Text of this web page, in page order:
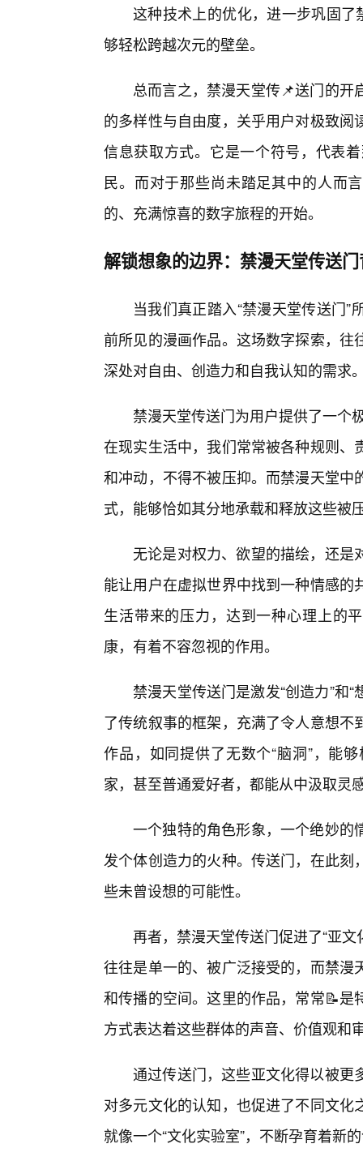
这种技术上的优化，进一步巩固了
够轻松跨越次元的壁垒。
总而言之，禁漫天堂传📌送门的
的多样性与自由度，关乎用户对极致
信息获取方式。它是一个符号，代表
民。而对于那些尚未踏足其中的人而
的、充满惊喜的数字旅程的开始。
解锁想象的边界：禁漫天堂传送
当我们真正踏入“禁漫天堂传送门
前所见的漫画作品。这场数字探索，
深处对自由、创造力和自我认知的需求
禁漫天堂传送门为用户提供了一个
在现实生活中，我们常常被各种规则
和冲动，不得不被压抑。而禁漫天堂
式，能够恰如其分地承载和释放这些被
无论是对权力、欲望的描绘，还
能让用户在虚拟世界中找到一种情感
生活带来的压力，达到一种心理上的
康，有着不容忽视的作用。
禁漫天堂传送门是激发“创造力”和
了传统叙事的框架，充满了令人意想
作品，如同提供了无数个“脑洞”，能
家，甚至普通爱好者，都能从中汲取灵
一个独特的角色形象，一个绝妙的
发个体创造力的火种。传送门，在此
些未曾设想的可能性。
再者，禁漫天堂传送门促进了“亚
往往是单一的、被广泛接受的，而禁
和传播的空间。这里的作品，常常📝
方式表达着这些群体的声音、价值观和
通过传送门，这些亚文化得以被更
对多元文化的认知，也促进了不同文
就像一个“文化实验室”，不断孕育着新